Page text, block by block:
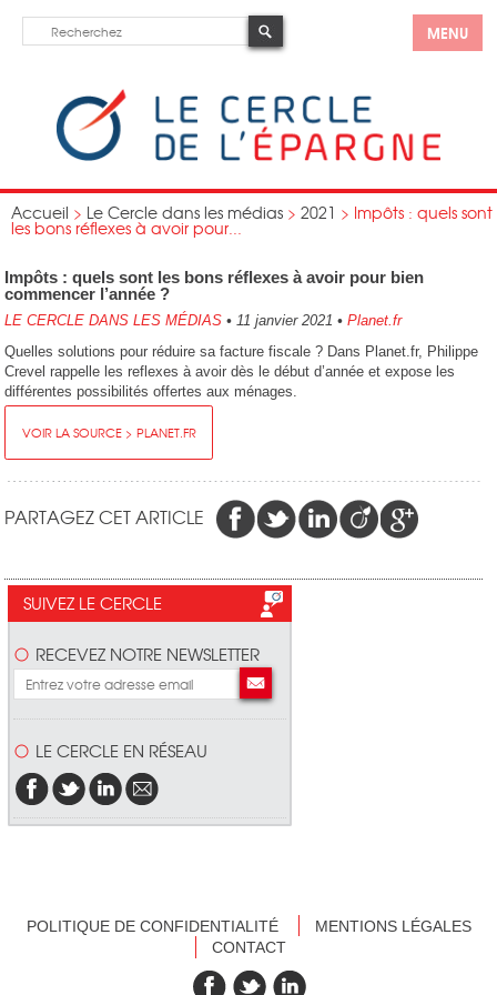
MENU
Accueil > Le Cercle dans les médias > 2021 > Impôts : quels sont
les bons réflexes à avoir pour...
Impôts : quels sont les bons réflexes à avoir pour bien
commencer l’année ?
LE CERCLE DANS LES MÉDIAS • 11 janvier 2021• Planet.fr
Quelles solutions pour réduire sa facture fiscale ? Dans Planet.fr, Philippe
Crevel rappelle les reflexes à avoir dès le début d’année et expose les
différentes possibilités offertes aux ménages.
VOIR LA SOURCE > PLANET.FR
PARTAGEZ CET ARTICLE
SUIVEZ LE CERCLE
RECEVEZ NOTRE NEWSLETTER
LE CERCLE EN RÉSEAU
POLITIQUE DE CONFIDENTIALITÉ
MENTIONS LÉGALES
CONTACT